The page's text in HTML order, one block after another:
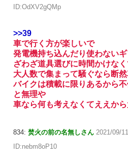
ID:OdXV2gQMp
>>39
車で行く方が楽しいで
発電機持ち込んだり使わない
ざわざ道具選びに時間かけな
大人数で集まって騒ぐなら断
バイクは積載に限りあるから
と無理や
車なら何も考えなくてええか
834: 焚火の前の名無しさん 2021/09/
ID:nebm8oP10